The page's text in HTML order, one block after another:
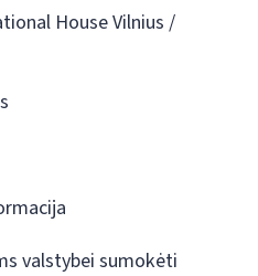
House Vilnius /
valstybei sumokėti